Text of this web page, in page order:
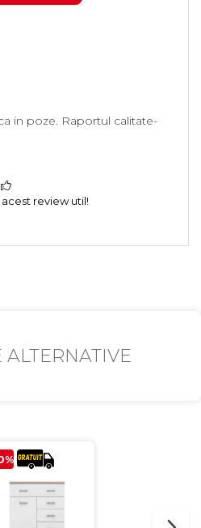
in poze. Raportul calitate-
review util!
ALTERNATIVE